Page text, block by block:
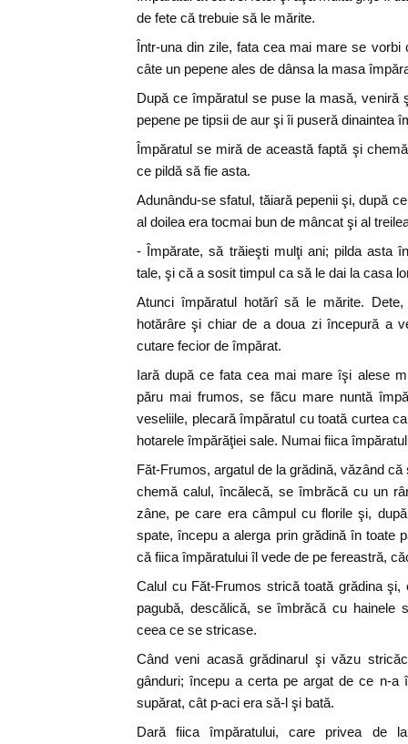
de fete că trebuie să le mărite.
Într-una din zile, fata cea mai mare se
câte un pepene ales de dânsa la masa
După ce împăratul se puse la masă, veniră
pepene pe tipsii de aur şi îi puseră dinaintea
Împăratul se miră de această faptă şi
ce pildă să fie asta.
Adunându-se sfatul, tăiară pepenii şi, după
al doilea era tocmai bun de mâncat şi al
- Împărate, să trăieşti mulţi ani; pilda asta
tale, şi că a sosit timpul ca să le dai la casa
Atunci împăratul hotărî să le mărite.
hotărâre şi chiar de a doua zi începură a
cutare fecior de împărat.
Iară după ce fata cea mai mare îşi alese
păru mai frumos, se făcu mare nuntă
veseliile, plecară împăratul cu toată curtea
hotarele împărăţiei sale. Numai fiica
Făt-Frumos, argatul de la grădină, văzând
chemă calul, încălecă, se îmbrăcă cu un
zâne, pe care era câmpul cu florile şi,
spate, începu a alerga prin grădină în toate
că fiica împăratului îl vede de pe fereastră,
Calul cu Făt-Frumos strică toată grădina
pagubă, descălică, se îmbrăcă cu hainele
ceea ce se stricase.
Când veni acasă grădinarul şi văzu
gânduri; începu a certa pe argat de ce n-a
supărat, cât p-aci era să-l şi bată.
Dară fiica împăratului, care privea de